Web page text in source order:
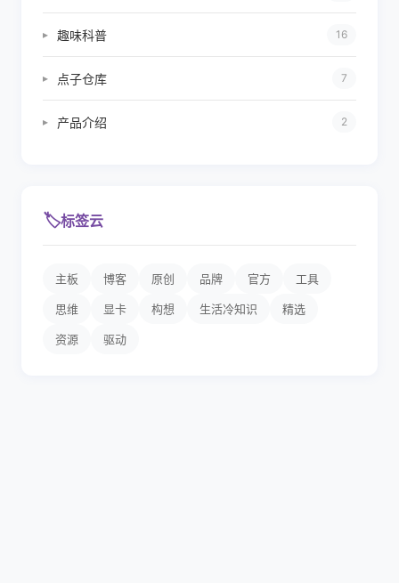
▸ 趣味科普 16
▸ 点子仓库 7
▸ 产品介绍 2
🏷️标签云
主板 博客 原创 品牌 官方 工具
思维 显卡 构想 生活冷知识 精选
资源 驱动